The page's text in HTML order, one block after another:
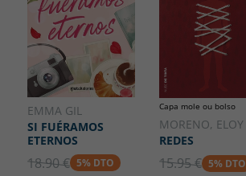
EMMA GIL
SI FUÉRAMOS
ETERNOS
18.90 € 5% DTO
Capa mole ou bolso
MORENO, ELOY
REDES
15.95 € 5% DTO